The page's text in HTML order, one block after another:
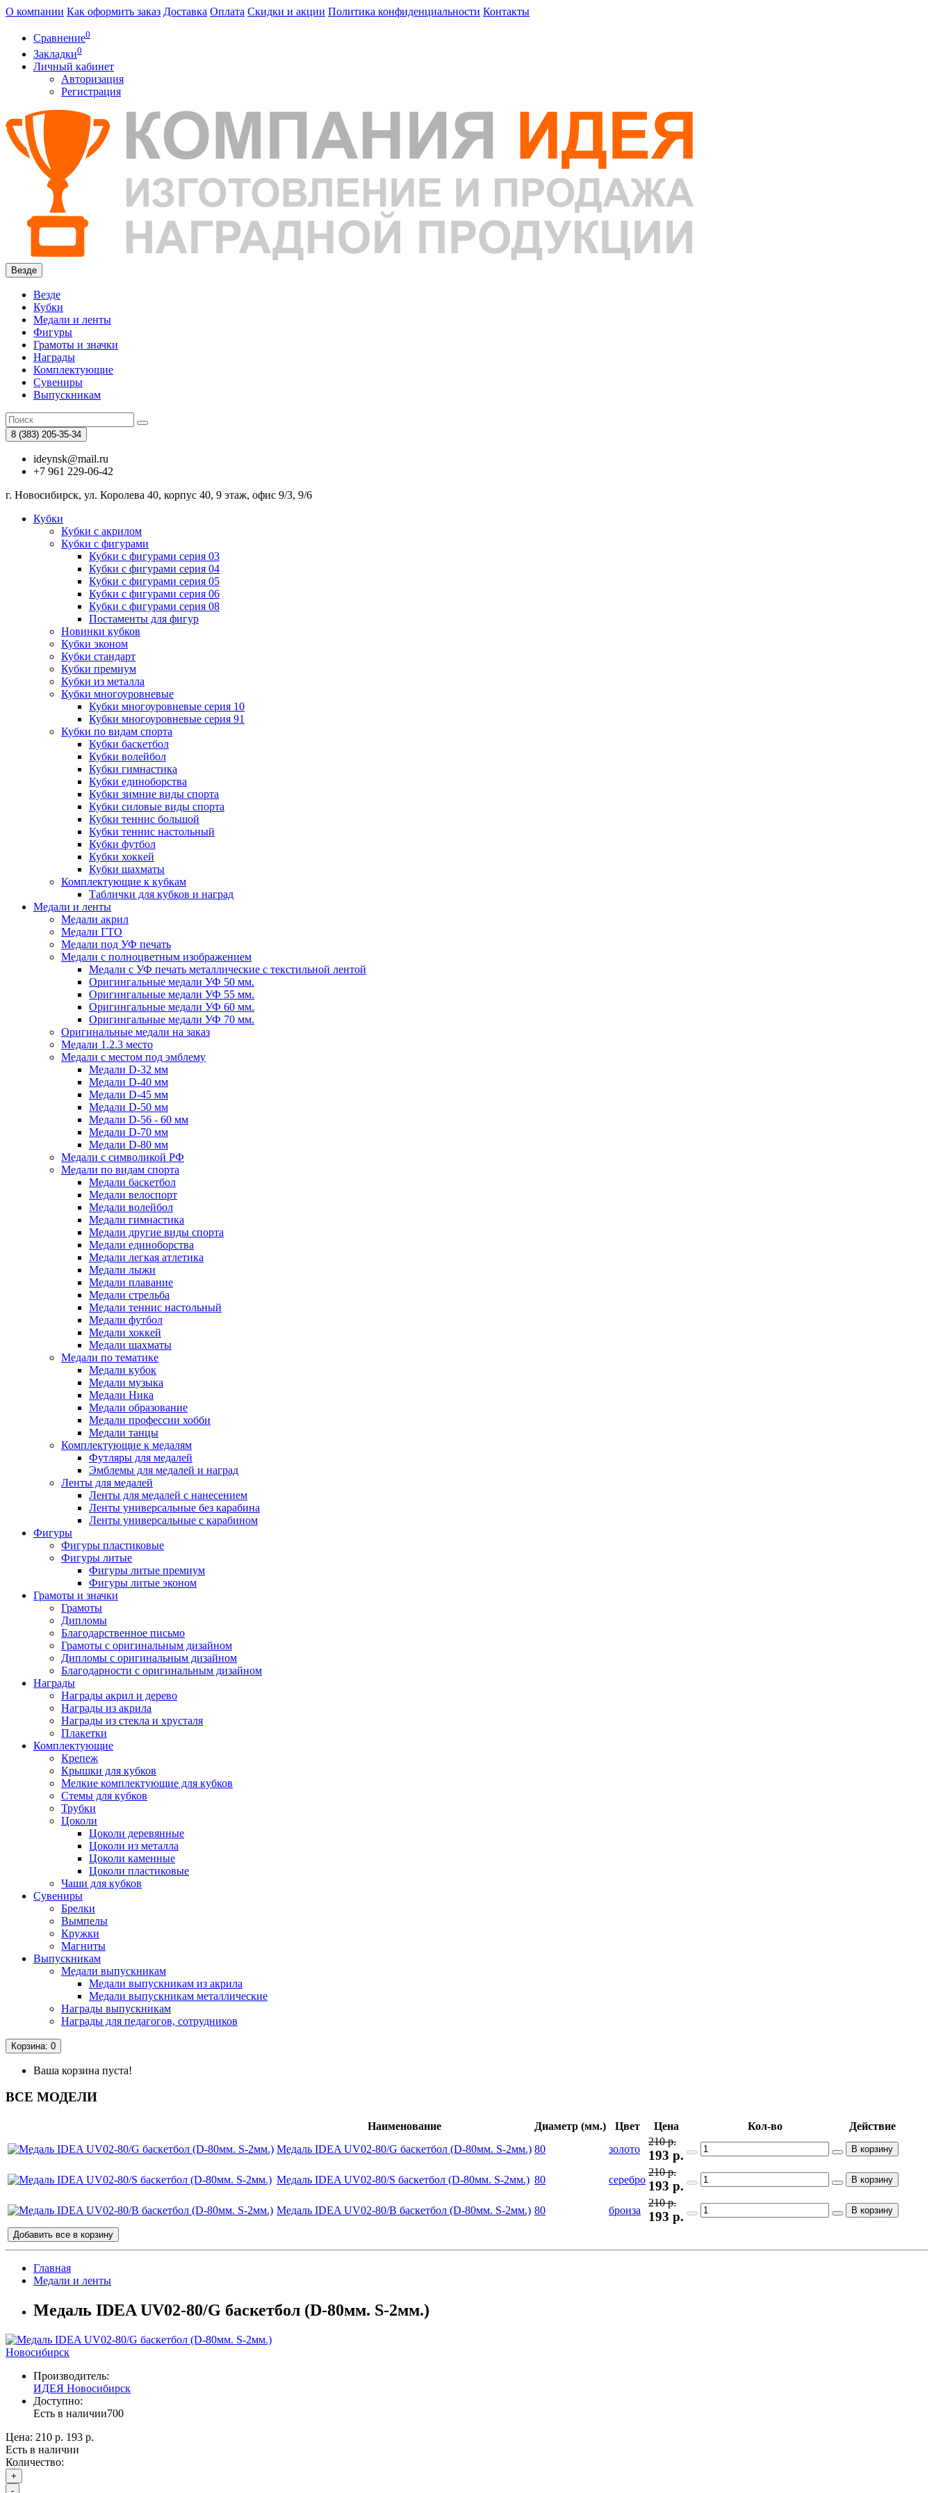
О компании Как оформить заказ Доставка Оплата Скидки и акции Политика конфиденциальности Контакты
Сравнение0
Закладки0
Личный кабинет
Авторизация
Регистрация
Везде
Везде
Кубки
Медали и ленты
Фигуры
Грамоты и значки
Награды
Комплектующие
Сувениры
Выпускникам
8 (383) 205-35-34
ideynsk@mail.ru
+7 961 229-06-42
г. Новосибирск, ул. Королева 40, корпус 40, 9 этаж, офис 9/3, 9/6
Кубки
Кубки с акрилом
Кубки с фигурами
Кубки с фигурами серия 03
Кубки с фигурами серия 04
Кубки с фигурами серия 05
Кубки с фигурами серия 06
Кубки с фигурами серия 08
Постаменты для фигур
Новинки кубков
Кубки эконом
Кубки стандарт
Кубки премиум
Кубки из металла
Кубки многоуровневые
Кубки многоуровневые серия 10
Кубки многоуровневые серия 91
Кубки по видам спорта
Кубки баскетбол
Кубки волейбол
Кубки гимнастика
Кубки единоборства
Кубки зимние виды спорта
Кубки силовые виды спорта
Кубки теннис большой
Кубки теннис настольный
Кубки футбол
Кубки хоккей
Кубки шахматы
Комплектующие к кубкам
Таблички для кубков и наград
Медали и ленты
Медали акрил
Медали ГТО
Медали под УФ печать
Медали с полноцветным изображением
Медали с УФ печать металлические с текстильной лентой
Оригингальные медали УФ 50 мм.
Оригингальные медали УФ 55 мм.
Оригингальные медали УФ 60 мм.
Оригингальные медали УФ 70 мм.
Оригинальные медали на заказ
Медали 1.2.3 место
Медали с местом под эмблему
Медали D-32 мм
Медали D-40 мм
Медали D-45 мм
Медали D-50 мм
Медали D-56 - 60 мм
Медали D-70 мм
Медали D-80 мм
Медали с символикой РФ
Медали по видам спорта
Медали баскетбол
Медали велоспорт
Медали волейбол
Медали гимнастика
Медали другие виды спорта
Медали единоборства
Медали легкая атлетика
Медали лыжи
Медали плавание
Медали стрельба
Медали теннис настольный
Медали футбол
Медали хоккей
Медали шахматы
Медали по тематике
Медали кубок
Медали музыка
Медали Ника
Медали образование
Медали профессии хобби
Медали танцы
Комплектующие к медалям
Футляры для медалей
Эмблемы для медалей и наград
Ленты для медалей
Ленты для медалей с нанесением
Ленты универсальные без карабина
Ленты универсальные с карабином
Фигуры
Фигуры пластиковые
Фигуры литые
Фигуры литые премиум
Фигуры литые эконом
Грамоты и значки
Грамоты
Дипломы
Благодарственное письмо
Грамоты с оригинальным дизайном
Дипломы с оригинальным дизайном
Благодарности с оригинальным дизайном
Награды
Награды акрил и дерево
Награды из акрила
Награды из стекла и хрусталя
Плакетки
Комплектующие
Крепеж
Крышки для кубков
Мелкие комплектующие для кубков
Стемы для кубков
Трубки
Цоколи
Цоколи деревянные
Цоколи из металла
Цоколи каменные
Цоколи пластиковые
Чаши для кубков
Сувениры
Брелки
Вымпелы
Кружки
Магниты
Выпускникам
Медали выпускникам
Медали выпускникам из акрила
Медали выпускникам металлические
Награды выпускникам
Награды для педагогов, сотрудников
Корзина: 0
Ваша корзина пуста!
ВСЕ МОДЕЛИ
Наименование Диаметр (мм.) Цвет Цена Кол-во
Действие
Медаль IDEA UV02-80/G баскетбол (D-80мм. S-2мм.) 80 золото
210 р.
193 р. В корзину
Медаль IDEA UV02-80/S баскетбол (D-80мм. S-2мм.) 80 серебро
210 р.
193 р. В корзину
Медаль IDEA UV02-80/B баскетбол (D-80мм. S-2мм.) 80 бронза
210 р.
193 р. В корзину
Добавить все в корзину
Главная
Медали и ленты
Медаль IDEA UV02-80/G баскетбол (D-80мм. S-2мм.)
Новосибирск
Производитель:
ИДЕЯ Новосибирск
Доступно:
Есть в наличии700
Цена: 210 р. 193 р.
Есть в наличии
Количество:
+
-